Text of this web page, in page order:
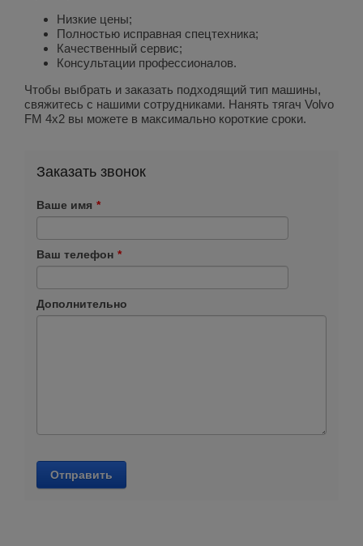
Низкие цены;
Полностью исправная спецтехника;
Качественный сервис;
Консультации профессионалов.
Чтобы выбрать и заказать подходящий тип машины,
свяжитесь с нашими сотрудниками. Нанять тягач Volvo
FM 4x2 вы можете в максимально короткие сроки.
Заказать звонок
Ваше имя *
Ваш телефон *
Дополнительно
Отправить